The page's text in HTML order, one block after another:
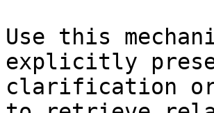
Use this
explicitly
clarification or